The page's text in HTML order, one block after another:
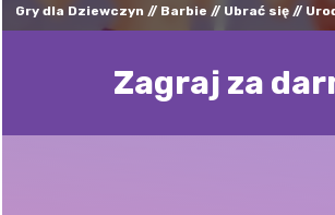
Gry dla Dziewczyn Barbie Ubrać się
Zagraj za